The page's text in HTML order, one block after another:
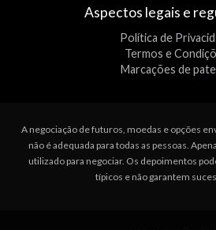
Aspectos legais e
Política de
Termos e
Marcações de
A negociação de futuros, moedas e opções
não é adequada para todas as pessoas.
utilizado para negociar. Os depoimentos
típicos e não garantem